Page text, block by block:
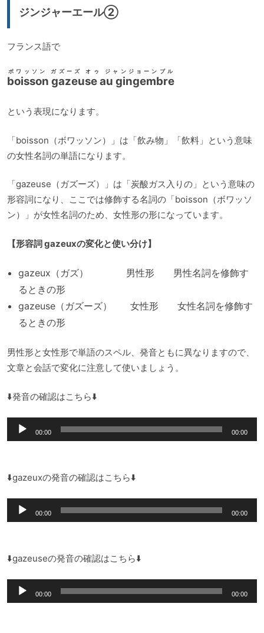
ジンジャーエール②
フランス語で
boisson gazeuse au gingembre
ボワッソン ガズーズ オゥ ジャンジョーンブル
という表現になります。
「boisson（ボワッソン）」は「飲み物」「飲料」という意味
の女性名詞の単語になります。
「gazeuse（ガズーズ）」は「炭酸ガス入りの」という意味の
形容詞になり、ここでは修飾する名詞の「boisson（ボワッソ
ン）」が女性名詞のため、女性形の形になっています。
【形容詞 gazeuxの変化と使い分け】
gazeux（ガズ） 男性形 男性名詞を修飾す
るときの形
gazeuse（ガズーズ） 女性形 女性名詞を修飾す
るときの形
男性形と女性形で単語のスペル、発音ともに異なりますので、
文章と会話で変化に注意して使いましょう。
⬇️発音の確認はこちら⬇️
声
レ
ー
00:00 00:00
⬇️gazeuxの発音の確認はこちら⬇️
声
レ
ー
00:00 00:00
⬇️gazeuseの発音の確認はこちら⬇️
声
00:00 00:00